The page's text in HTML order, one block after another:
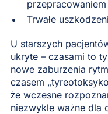
przepracowaniem
Trwałe
U starszych
ukryte – czasami to
nowe zaburzenia
czasem
że wczesne
niezwykle ważne dla